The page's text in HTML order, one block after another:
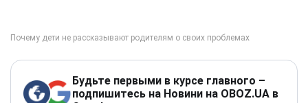
Будьте первыми в курсе главного –
подпишитесь на Новини на OBOZ.UA в